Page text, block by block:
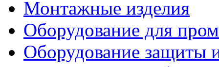
Монтажные изделия
Оборудование для
Оборудование защиты